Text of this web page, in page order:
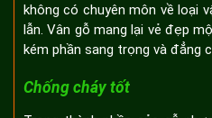
không có chuyên môn về loại
lẫn. Vân gỗ mang lại vẻ đẹp
kém phần sang trọng và đẳng
Chống cháy tốt